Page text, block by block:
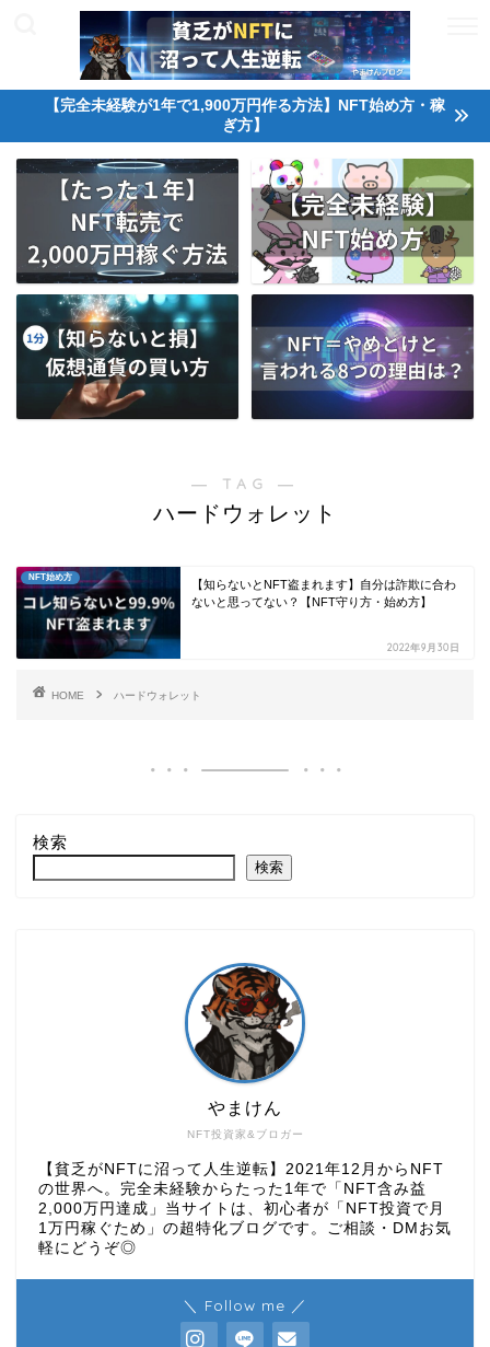
【完全未経験が1年で1,900万円作る方法】NFT始め方・稼
ぎ方】
― TAG ―
ハードウォレット
NFT始め方
【知らないとNFT盗まれます】自分は詐欺に合わ
ないと思ってない？【NFT守り方・始め方】
2022年9月30日
HOME ハードウォレット
検索
検索
NFT投資家&ブロガー
やまけん
【貧乏がNFTに沼って人生逆転】2021年12月からNFT
の世界へ。完全未経験からたった1年で「NFT含み益
2,000万円達成」当サイトは、初心者が「NFT投資で月
1万円稼ぐため」の超特化ブログです。ご相談・DMお気
軽にどうぞ◎
＼ Follow me ／